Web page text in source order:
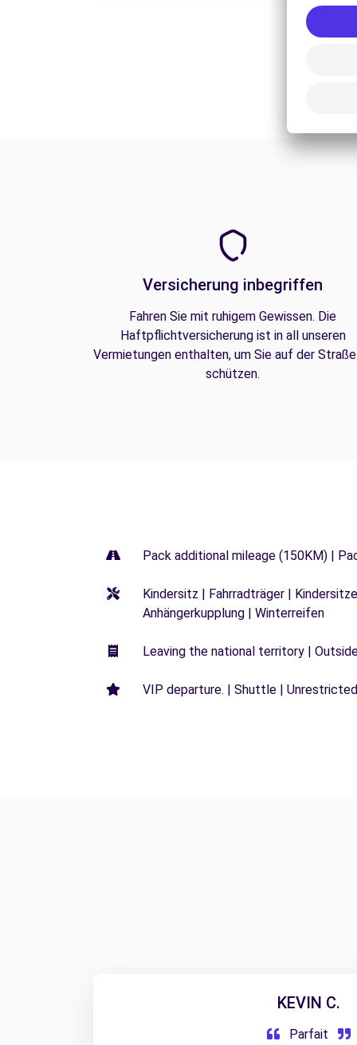
Versicherung inbegriffen
Fahren Sie mit ruhigem Gewissen. Die
Haftpflichtversicherung ist in all unseren
Vermietungen enthalten, um Sie auf der
schützen.
Pack additional mileage (150KM) |
Kindersitz | Fahrradträger |
Anhängerkupplung | Winterreifen
Leaving the national territory |
VIP departure. | Shuttle |
KEVIN C.
Parfait